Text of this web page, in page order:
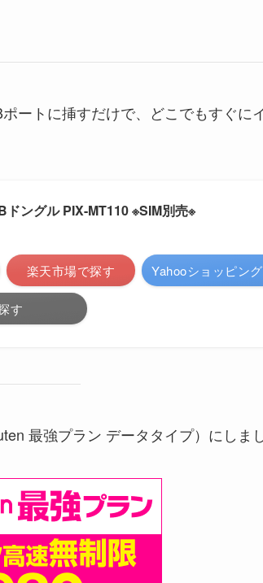
ートに挿すだけで、どこでもすぐに
ドングル PIX-MT110 ※SIM別売※
楽天市場で探す Yahooショッピン
す
最強プラン データタイプ）にしまし